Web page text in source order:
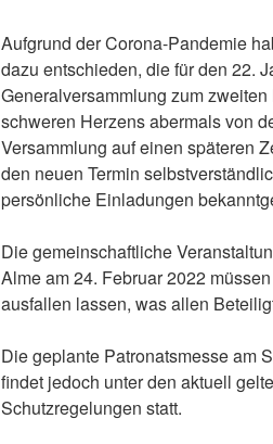
Aufgrund der Corona-Pandemie
dazu entschieden, die für den 22.
Generalversammlung zum
schweren Herzens abermals von
Versammlung auf einen späteren
den neuen Termin
persönliche Einladungen
Die gemeinschaftliche
Alme am 24. Februar 2022
ausfallen lassen, was allen
Die geplante Patronatsmesse am
findet jedoch unter den aktuell
Schutzregelungen statt.